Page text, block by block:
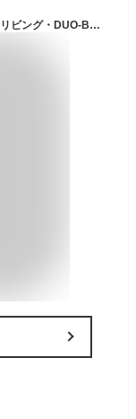
ロゴス LOGOS テント 2人用テント Tradcanvas リビング・DUO-BA 大型前室 キャンプ アウトドア 収納バッグ付 71805574